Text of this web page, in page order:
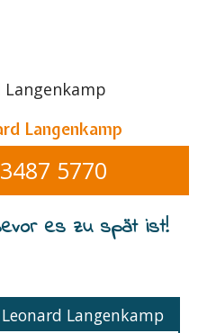
Langenkamp
5770
es zu spät ist!
Langenkamp